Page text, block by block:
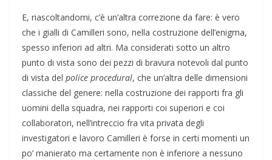
E, riascoltandomi, c’è un’altra correzione da fare: è vero
che i gialli di Camilleri sono, nella costruzione dell’enigma,
spesso inferiori ad altri. Ma considerati sotto un altro
punto di vista sono dei pezzi di bravura notevoli dal punto
di vista del police procedural, che un’altra delle dimensioni
classiche del genere: nella costruzione dei rapporti fra gli
uomini della squadra, nei rapporti coi superiori e coi
collaboratori, nell’intreccio fra vita privata degli
investigatori e lavoro Camilleri è forse in certi momenti un
po’ manierato ma certamente non è inferiore a nessuno